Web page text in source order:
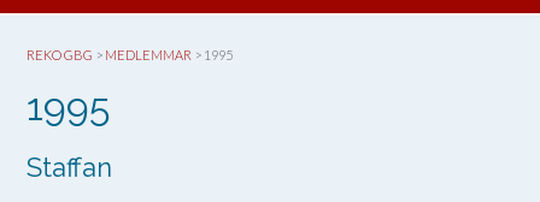
REKO GBG > MEDLEMMAR > 1995
1995
Staffan